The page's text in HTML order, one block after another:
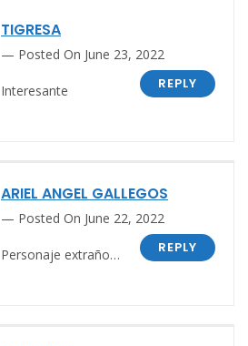
TIGRESA
Posted On June 23, 2022
REPLY
Interesante
ARIEL ANGEL GALLEGOS
Posted On June 22, 2022
REPLY
Personaje extraño…